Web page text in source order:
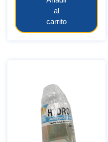
al
carrito